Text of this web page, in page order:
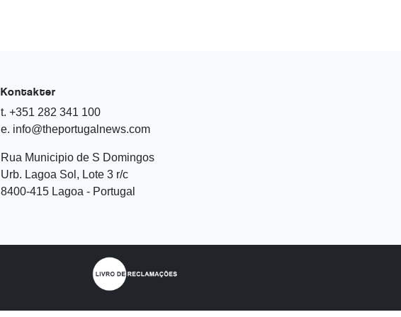
Kontakter
t. +351 282 341 100
e. info@theportugalnews.com
Rua Municipio de S Domingos
Urb. Lagoa Sol, Lote 3 r/c
8400-415 Lagoa - Portugal